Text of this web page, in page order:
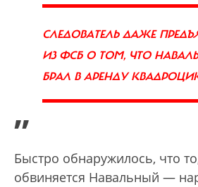
СЛЕДОВАТЕЛЬ ДАЖЕ
ИЗ ФСБ О ТОМ, ЧТО
БРАЛ В АРЕНДУ
”
Быстро обнаружилось, что
обвиняется Навальный —